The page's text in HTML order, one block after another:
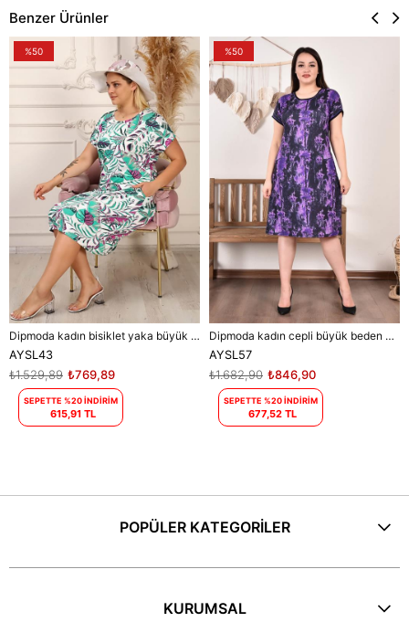
Benzer Ürünler
Dipmoda kadın bisiklet yaka büyük beden elbise DPAYSL43 - Mavi
AYSL43
₺769,89
₺1.529,89
SEPETTE %20 İNDİRİM
615,91 TL
%50
Dipmoda kadın cepli büyük beden elbise DPAYSL57 - Mor
AYSL57
₺846,90
₺1.682,90
SEPETTE %20 İNDİRİM
677,52 TL
%50
POPÜLER KATEGORİLER
KURUMSAL